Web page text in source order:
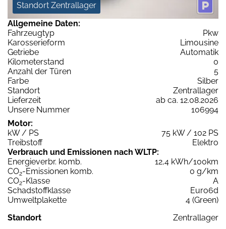
Standort Zentrallager
Allgemeine Daten:
Fahrzeugtyp
Pkw
Karosserieform
Limousine
Getriebe
Automatik
Kilometerstand
0
Anzahl der Türen
5
Farbe
Silber
Standort
Zentrallager
Lieferzeit
ab ca. 12.08.2026
Unsere Nummer
106994
Motor:
kW / PS
75 kW / 102 PS
Treibstoff
Elektro
Verbrauch und Emissionen nach WLTP:
Energieverbr. komb.
12,4 kWh/100km
CO2-Emissionen komb.
0 g/km
CO2-Klasse
A
Schadstoffklasse
Euro6d
Umweltplakette
4 (Green)
Standort
Zentrallager